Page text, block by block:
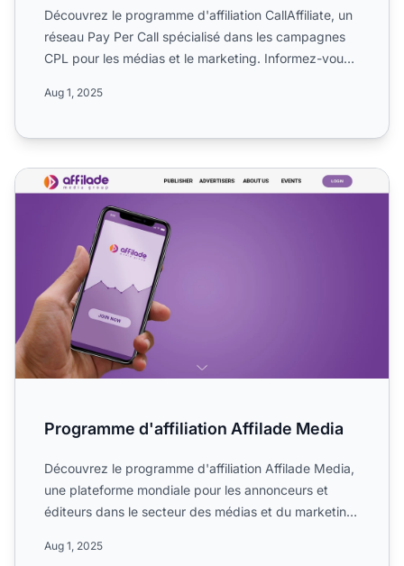
Découvrez le programme d'affiliation CallAffiliate, un
réseau Pay Per Call spécialisé dans les campagnes
CPL pour les médias et le marketing. Informez-vous
Aug 1, 2025
Programme d'affiliation Affilade Media
Programme d'affiliation Affilade Media
Découvrez le programme d'affiliation Affilade Media,
une plateforme mondiale pour les annonceurs et
éditeurs dans le secteur des médias et du marketing.
Aug 1, 2025